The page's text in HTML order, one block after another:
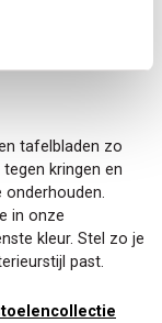
tafelbladen zo
kringen en
onderhouden.
in onze
kleur. Stel zo je
past.